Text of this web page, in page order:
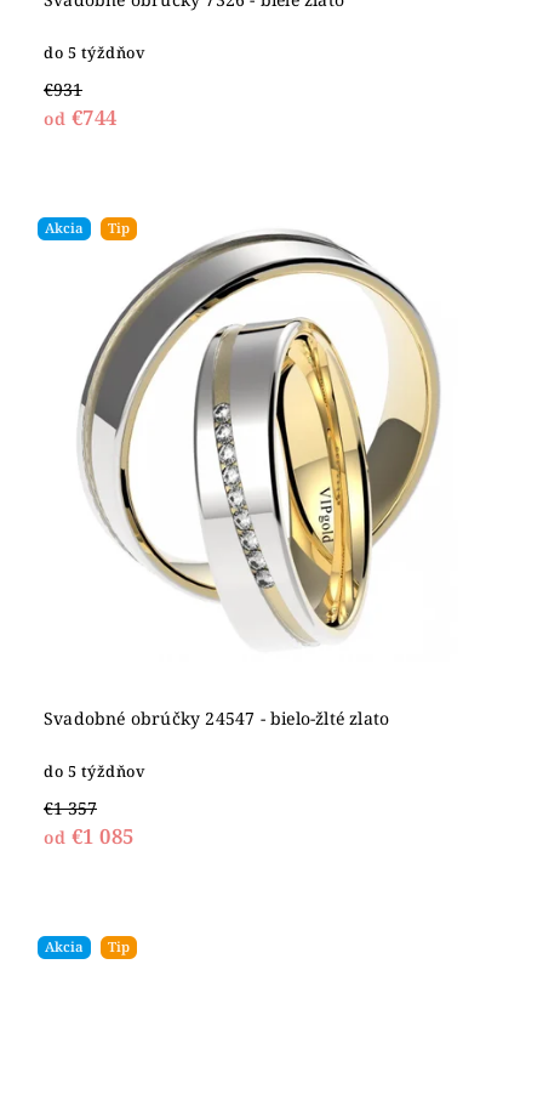
do 5 týždňov
€931
od €744
Akcia Tip
Svadobné obrúčky 24547 - bielo-žlté zlato
do 5 týždňov
€1 357
od €1 085
Akcia Tip